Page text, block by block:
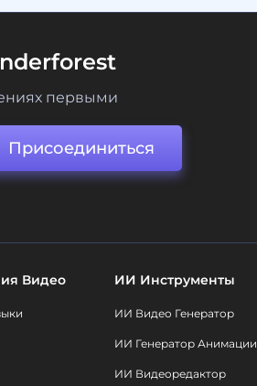
первыми
Присоединиться
Видео ИИ Инструменты
ИИ Видео Генератор
ИИ Генератор Анимации
ИИ Видеоредактор